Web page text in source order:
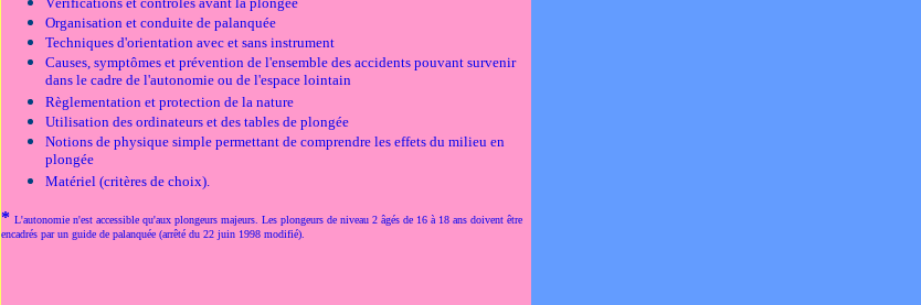
Organisation et conduite de palanquée
Techniques d'orientation avec et sans instrument
Causes, symptômes et prévention de l'ensemble des accidents pouvant survenir
dans le cadre de l'autonomie ou de l'espace lointain
Règlementation et protection de la nature
Utilisation des ordinateurs et des tables de plongée
Notions de physique simple permettant de comprendre les effets du milieu en
plongée
Matériel (critères de choix).
* L'autonomie n'est accessible qu'aux plongeurs majeurs. Les plongeurs de niveau 2 âgés de 16 à 18 ans doivent être
encadrés par un guide de palanquée (arrêté du 22 juin 1998 modifié).